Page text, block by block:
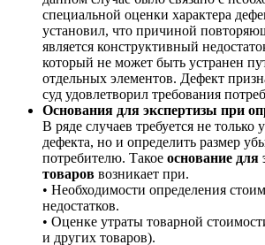
специальной оценки характера
установил, что причиной
является конструктивный
который не может быть устранен
отдельных элементов. Дефект
суд удовлетворил требования
Основания для экспертизы при
В ряде случаев требуется не только
дефекта, но и определить размер
потребителю. Такое основание для
товаров возникает при.
• Необходимости определения
недостатков.
• Оценке утраты товарной
и других товаров).